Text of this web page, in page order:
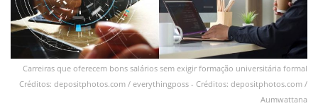
Carreiras que oferecem bons salários sem exigir formação universitária formal
Créditos: depositphotos.com / everythingposs - Créditos: depositphotos.com /
Aumwattana